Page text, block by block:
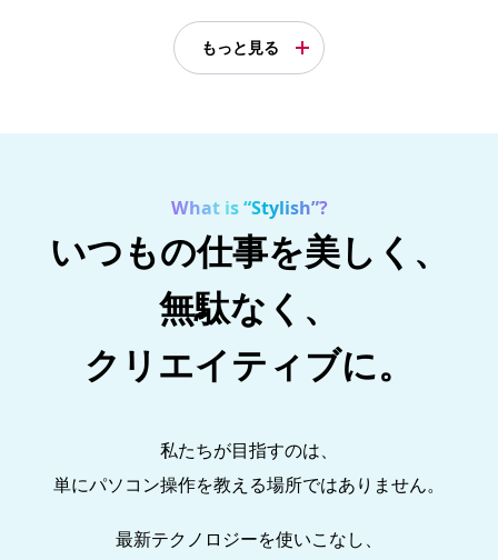
もっと見る
What is “Stylish”?
いつもの仕事を美しく、
無駄なく、
クリエイティブに。
私たちが目指すのは、
単にパソコン操作を教える場所ではありません。
最新テクノロジーを使いこなし、